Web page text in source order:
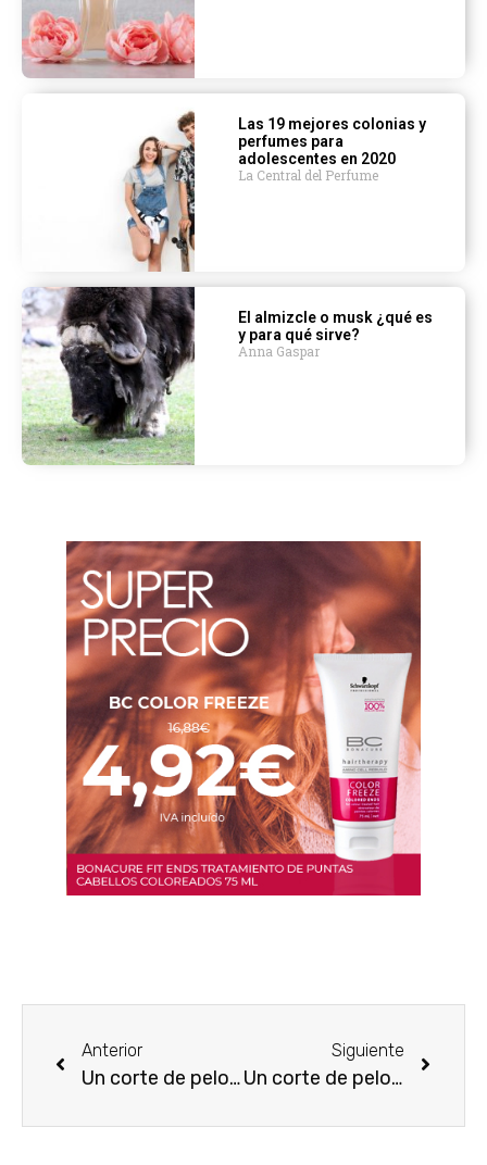
Las 19 mejores colonias y
perfumes para
adolescentes en 2020
La Central del Perfume
El almizcle o musk ¿qué es
y para qué sirve?
Anna Gaspar
Anterior
Un corte de pelo para mujeres con rostro cuadrado
Siguiente
Un corte de pelo para mujeres de contorno redondeado